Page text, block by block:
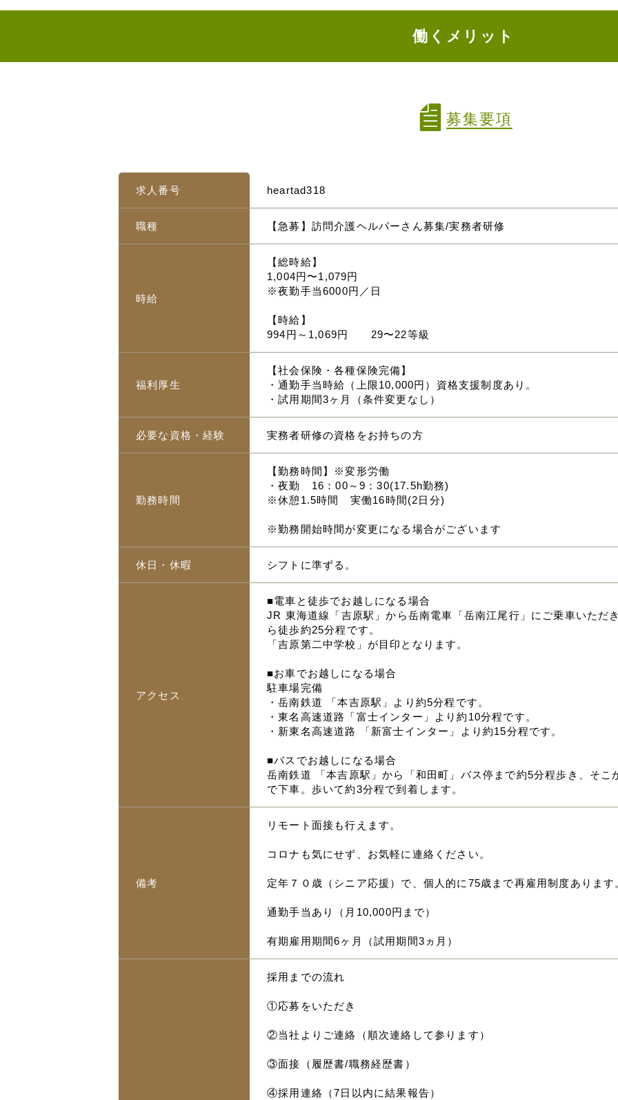
働くメリット
募集要項
求人番号 heartad318
職種 【急募】訪問介護ヘルパーさん募集/実務者研修
時給
【総時給】
1,004円〜1,079円
※夜勤手当6000円／日
【時給】
994円～1,069円 29〜22等級
福利厚生
【社会保険・各種保険完備】
・通勤手当時給（上限10,000円）資格支援制度あり。
・試用期間3ヶ月（条件変更なし）
必要な資格・経験 実務者研修の資格をお持ちの方
勤務時間
【勤務時間】※変形労働
・夜勤 16：00～9：30(17.5h勤務)
※休憩1.5時間 実働16時間(2日分)
※勤務開始時間が変更になる場合がございます
休日・休暇 シフトに準ずる。
アクセス
■電車と徒歩でお越しになる場合
JR 東海道線「吉原駅」から岳南電車「岳南江尾行」にご乗車いただ
ら徒歩約25分程です。
「吉原第二中学校」が目印となります。
■お車でお越しになる場合
駐車場完備
・岳南鉄道 「本吉原駅」より約5分程です。
・東名高速道路「富士インター」より約10分程です。
・新東名高速道路 「新富士インター」より約15分程です。
■バスでお越しになる場合
岳南鉄道 「本吉原駅」から「和田町」バス停まで約5分程歩き、そこ
で下車。歩いて約3分程で到着します。
備考
リモート面接も行えます。
コロナも気にせず、お気軽に連絡ください。
定年７０歳（シニア応援）で、個人的に75歳まで再雇用制度あります
通勤手当あり（月10,000円まで）
有期雇用期間6ヶ月（試用期間3ヵ月）
採用までの流れ
①応募をいただき
②当社よりご連絡（順次連絡して参ります）
③面接（履歴書/職務経歴書）
④採用連絡（7日以内に結果報告）